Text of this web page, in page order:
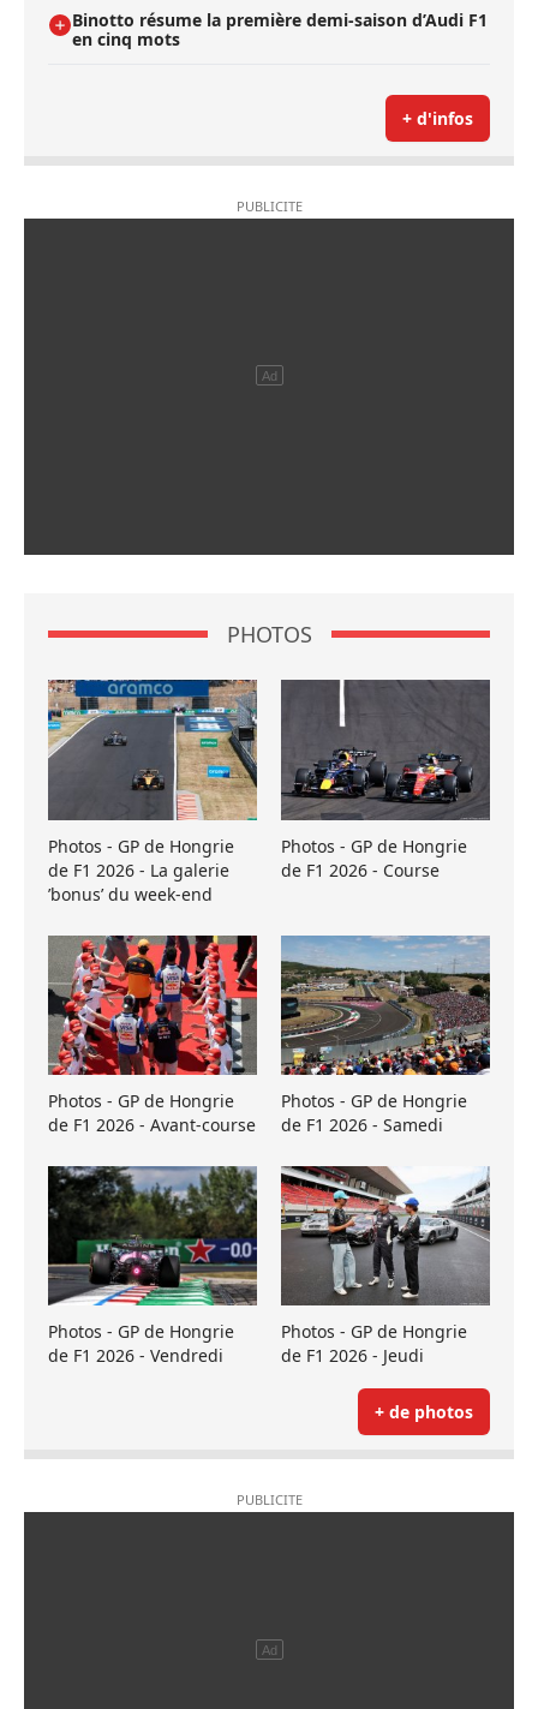
Binotto résume la première demi-saison d’Audi F1
en cinq mots
+ d'infos
PHOTOS
Photos - GP de Hongrie
de F1 2026 - La galerie
’bonus’ du week-end
Photos - GP de Hongrie
de F1 2026 - Course
Photos - GP de Hongrie
de F1 2026 - Avant-course
Photos - GP de Hongrie
de F1 2026 - Samedi
Photos - GP de Hongrie
de F1 2026 - Vendredi
Photos - GP de Hongrie
de F1 2026 - Jeudi
+ de photos